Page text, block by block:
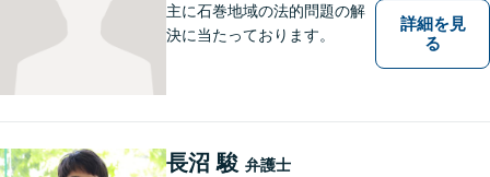
主に石巻地域の法的問題の解
決に当たっております。
詳細を見
る
長沼 駿 弁護士